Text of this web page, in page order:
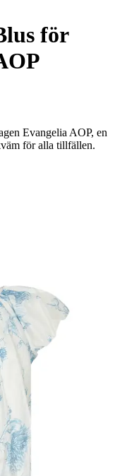
för
Evangelia AOP, en
för alla tillfällen.